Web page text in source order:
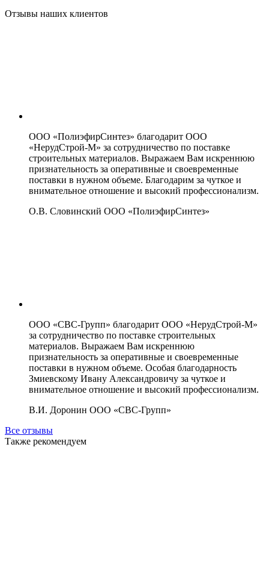
Отзывы наших клиентов
ООО «ПолиэфирСинтез» благодарит ООО
«НерудСтрой-М» за сотрудничество по поставке
строительных материалов. Выражаем Вам искреннюю
признательность за оперативные и своевременные
поставки в нужном объеме. Благодарим за чуткое и
внимательное отношение и высокий профессионализм.
О.В. Словинский ООО «ПолиэфирСинтез»
ООО «СВС-Групп» благодарит ООО «НерудСтрой-М»
за сотрудничество по поставке строительных
материалов. Выражаем Вам искреннюю
признательность за оперативные и своевременные
поставки в нужном объеме. Особая благодарность
Змиевскому Ивану Александровичу за чуткое и
внимательное отношение и высокий профессионализм.
В.И. Доронин ООО «СВС-Групп»
Все отзывы
Также рекомендуем